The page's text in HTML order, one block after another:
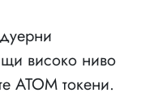
високо ниво
ATOM токени.